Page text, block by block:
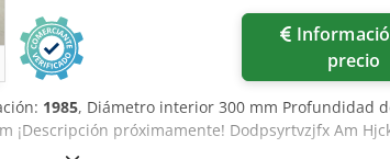
precio
1985, Diámetro interior 300 mm Profundidad
¡Descripción próximamente! Dodpsyrtvzjfx Am